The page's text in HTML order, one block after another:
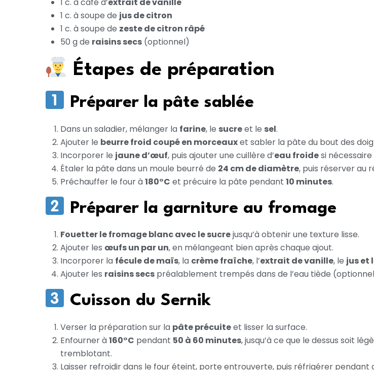
1 c. à café d’extrait de vanille
1 c. à soupe de jus de citron
1 c. à soupe de zeste de citron râpé
50 g de raisins secs (optionnel)
Étapes de préparation
Préparer la pâte sablée
Dans un saladier, mélanger la farine, le sucreet le sel.
Ajouter le beurre froid coupé en morceauxet sabler la pâte du bout des
Incorporer le jaune d’œuf, puis ajouter une cuillère d’eau froidesi
Étaler la pâte dans un moule beurré de 24 cm de diamètre, puis réserver au
Préchauffer le four à180°C et précuire la pâte pendant 10 minutes.
Préparer la garniture au fromage
Fouetter le fromage blanc avec le sucrejusqu’à obtenir une texture lisse.
Ajouter les œufs un par un, en mélangeant bien après chaque ajout.
Incorporer la fécule de maïs, la crème fraîche, l’extrait de vanille, le jus et
Ajouter les raisins secs préalablement trempés dans de l’eau tiède
Cuisson du Sernik
Verser la préparation sur la pâte précuiteet lisser la surface.
Enfourner à160°C pendant 50 à 60 minutes, jusqu’à ce que le dessus soit
tremblotant.
Laisser refroidir dans le four éteint, porte entrouverte, puis réfrigérer pendant